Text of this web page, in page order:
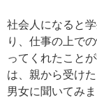
社会人になると
り、仕事の上で
ってくれたこと
は、親から受け
男女に聞いてみま